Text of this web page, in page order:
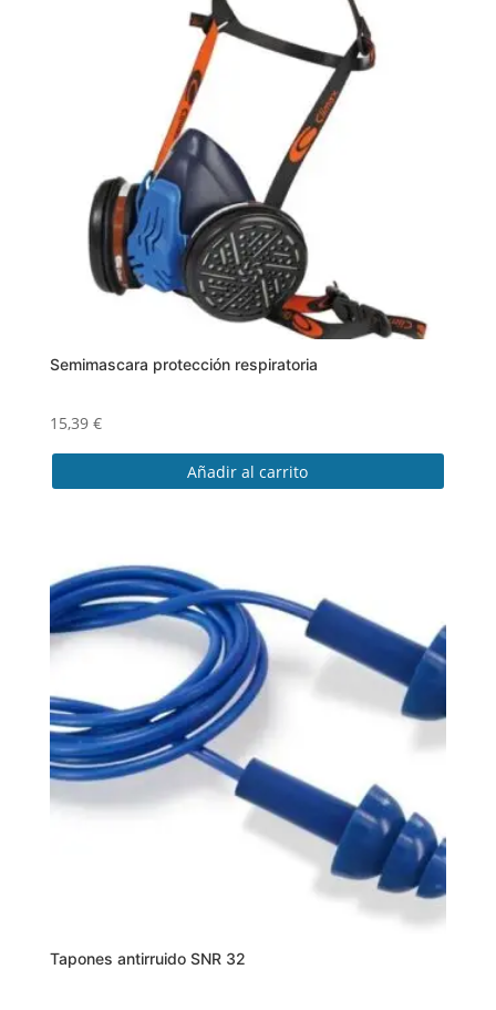
Semimascara protección respiratoria
15,39 €
Añadir al carrito
Tapones antirruido SNR 32